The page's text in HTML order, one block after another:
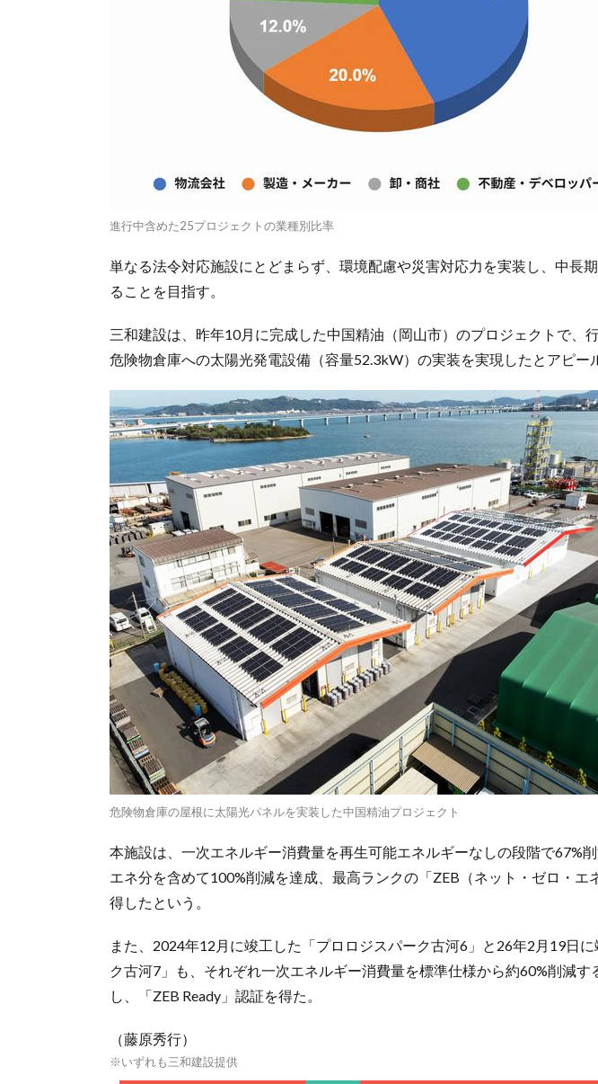
進行中含めた25プロジェクトの業種別比率
単なる法令対応施設にとどまらず、環境配慮や災害対応力を実装し、中長
ることを目指す。
三和建設は、昨年10月に完成した中国精油（岡山市）のプロジェクトで、
危険物倉庫への太陽光発電設備（容量52.3kW）の実装を実現したとアピー
危険物倉庫の屋根に太陽光パネルを実装した中国精油プロジェクト
本施設は、一次エネルギー消費量を再生可能エネルギーなしの段階で67%
エネ分を含めて100%削減を達成、最高ランクの「ZEB（ネット・ゼロ・エ
得したという。
また、2024年12月に竣工した「プロロジスパーク古河6」と26年2月19日
ク古河7」も、それぞれ一次エネルギー消費量を標準仕様から約60%削減す
し、「ZEB Ready」認証を得た。
（藤原秀行）
※いずれも三和建設提供